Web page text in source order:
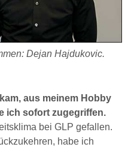
Dejan Hajdukovic.
aus meinem Hobby
ich sofort zugegriffen.
bei GLP gefallen.
habe ich